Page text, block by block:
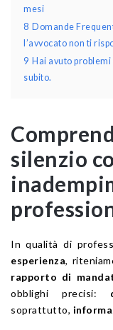
mesi
8 Domande
l’avvocato non ti
9 Hai avuto
subito.
silenzio
In qualità di
esperienza,
rapporto di
obblighi precisi:
soprattutto,